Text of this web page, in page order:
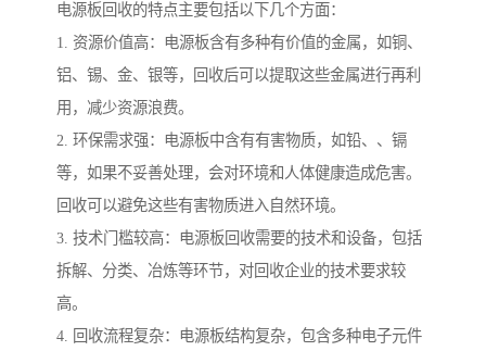
电源板回收的特点主要包括以下几个方面：
1. 资源价值高：电源板含有多种有价值的金属，如铜、
铝、锡、金、银等，回收后可以提取这些金属进行再利
用，减少资源浪费。
2. 环保需求强：电源板中含有有害物质，如铅、、镉
等，如果不妥善处理，会对环境和人体健康造成危害。
回收可以避免这些有害物质进入自然环境。
3. 技术门槛较高：电源板回收需要的技术和设备，包括
拆解、分类、冶炼等环节，对回收企业的技术要求较
高。
4. 回收流程复杂：电源板结构复杂，包含多种电子元件